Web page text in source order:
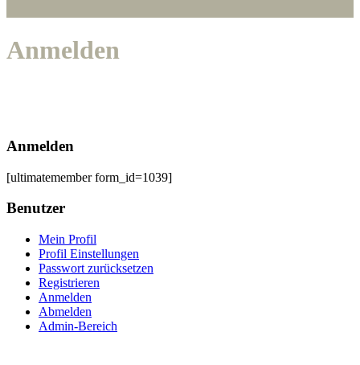
Anmelden
Anmelden
[ultimatemember form_id=1039]
Benutzer
Mein Profil
Profil Einstellungen
Passwort zurücksetzen
Registrieren
Anmelden
Abmelden
Admin-Bereich